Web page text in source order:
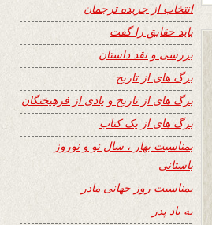
انتخاب از جریده ترجمان
باید حقایق را گفت
بررسی و نقد داستان
برگ های از تاریخ
برگ های از تاریخ و یادی از فرهیختگان
برگ های از یک کتاب
بمناسبت بهار ، سال نو و نوروز
باستانی
بمناسبت روز جهانی مادر
به یاد پدر